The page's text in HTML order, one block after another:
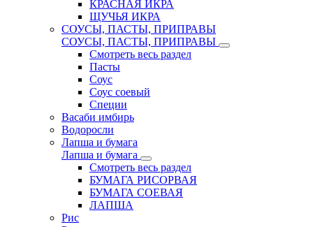
КРАСНАЯ ИКРА
ЩУЧЬЯ ИКРА
СОУСЫ, ПАСТЫ, ПРИПРАВЫ
СОУСЫ, ПАСТЫ, ПРИПРАВЫ
Смотреть весь раздел
Пасты
Соус
Соус соевый
Специи
Васаби имбирь
Водоросли
Лапша и бумага
Лапша и бумага
Смотреть весь раздел
БУМАГА РИСОРВАЯ
БУМАГА СОЕВАЯ
ЛАПША
Рис